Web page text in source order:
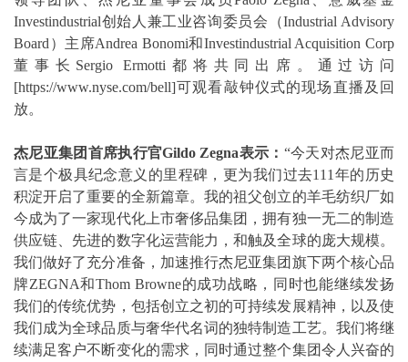
Investindustrial创始人兼工业咨询委员会（Industrial Advisory
Board）主席Andrea Bonomi和Investindustrial Acquisition Corp
董事长Sergio Ermotti都将共同出席。通过访问
[https://www.nyse.com/bell]可观看敲钟仪式的现场直播及回
放。
杰尼亚集团首席执行官Gildo Zegna表示： “今天对杰尼亚而
言是个极具纪念意义的里程碑，更为我们过去111年的历史
积淀开启了重要的全新篇章。我的祖父创立的羊毛纺织厂如
今成为了一家现代化上市奢侈品集团，拥有独一无二的制造
供应链、先进的数字化运营能力，和触及全球的庞大规模。
我们做好了充分准备，加速推行杰尼亚集团旗下两个核心品
牌ZEGNA和Thom Browne的成功战略，同时也能继续发扬
我们的传统优势，包括创立之初的可持续发展精神，以及使
我们成为全球品质与奢华代名词的独特制造工艺。我们将继
续满足客户不断变化的需求，同时通过整个集团令人兴奋的